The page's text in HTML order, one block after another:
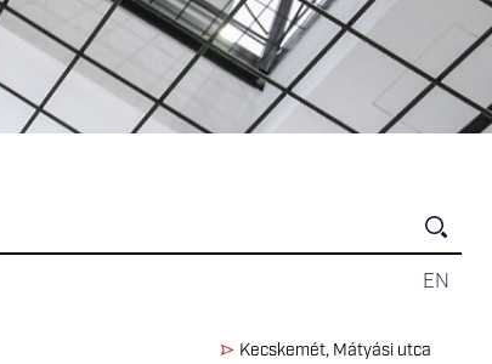
EN
Kecskemét, Mátyási utca